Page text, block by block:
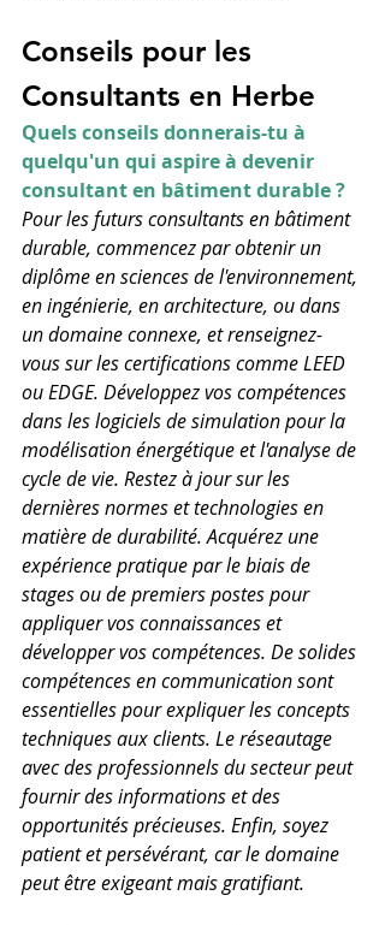
Conseils pour les
Consultants en Herbe
Quels conseils donnerais-tu à
quelqu'un qui aspire à devenir
consultant en bâtiment durable ?
Pour les futurs consultants en bâtiment
durable, commencez par obtenir un
diplôme en sciences de l'environnement,
en ingénierie, en architecture, ou dans
un domaine connexe, et renseignez-
vous sur les certifications comme LEED
ou EDGE. Développez vos compétences
dans les logiciels de simulation pour la
modélisation énergétique et l'analyse de
cycle de vie. Restez à jour sur les
dernières normes et technologies en
matière de durabilité. Acquérez une
expérience pratique par le biais de
stages ou de premiers postes pour
appliquer vos connaissances et
développer vos compétences. De solides
compétences en communication sont
essentielles pour expliquer les concepts
techniques aux clients. Le réseautage
avec des professionnels du secteur peut
fournir des informations et des
opportunités précieuses. Enfin, soyez
patient et persévérant, car le domaine
peut être exigeant mais gratifiant.